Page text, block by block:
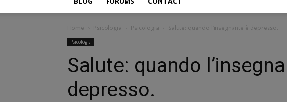
Home Psicologia Psicologia Salute: quando l’insegnante è depresso.
Psicologia
Salute: quando
depresso.